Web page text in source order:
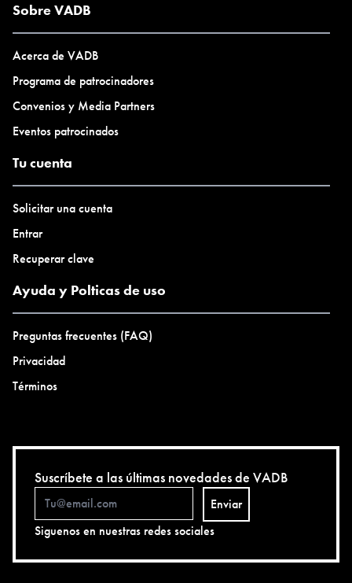
Sobre VADB
Acerca de VADB
Programa de patrocinadores
Convenios y Media Partners
Eventos patrocinados
Tu cuenta
Solicitar una cuenta
Entrar
Recuperar clave
Ayuda y Polticas de uso
Preguntas frecuentes (FAQ)
Privacidad
Términos
Suscríbete a las últimas novedades de VADB
Enviar
Siguenos en nuestras redes sociales